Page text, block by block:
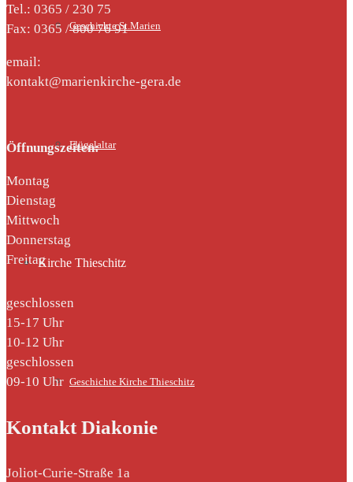
Geschichte St.Marien
Flügelaltar
Kirche Thieschitz
Geschichte Kirche Thieschitz
Tel.: 0365 / 230 75
Fax: 0365 / 800 76 91
email:
kontakt@marienkirche-gera.de
Öffnungszeiten:
Montag
Dienstag
Mittwoch
Donnerstag
Freitag
geschlossen
15-17 Uhr
10-12 Uhr
geschlossen
09-10 Uhr
Kontakt Diakonie
Joliot-Curie-Straße 1a